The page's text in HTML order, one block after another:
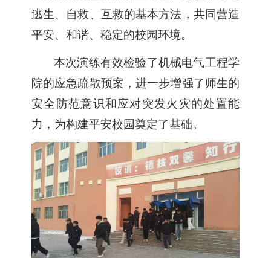
逃生、自救、互救的基本方法，共同营造
平安、和谐、稳定的校园环境。
本次演练有效检验了机械电气工程学
院的应急疏散预案，进一步增强了师生的
安全防范意识和应对突发火灾的处置能
力，为构建平安校园奠定了基础。